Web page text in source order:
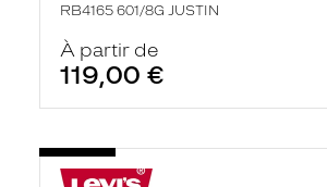
RB4165 601/8G JUSTIN
À partir de
119,00 €